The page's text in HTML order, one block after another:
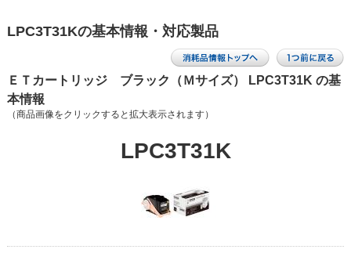
LPC3T31Kの基本情報・対応製品
ＥＴカートリッジ ブラック（Ｍサイズ） LPC3T31K の基
本情報
（商品画像をクリックすると拡大表示されます）
LPC3T31K